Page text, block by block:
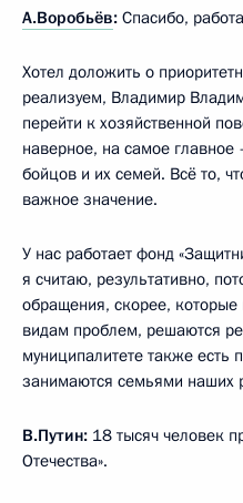
А.Воробьёв: Спасибо,
Хотел доложить о
реализуем, Владимир
перейти к хозяйственной
наверное, на самое
бойцов и их семей. Всё то,
важное значение.
У нас работает фонд
я считаю, результативно,
обращения, скорее,
видам проблем, решаются
муниципалитете также есть
занимаются семьями наших
В.Путин: 18 тысяч человек
Отечества».